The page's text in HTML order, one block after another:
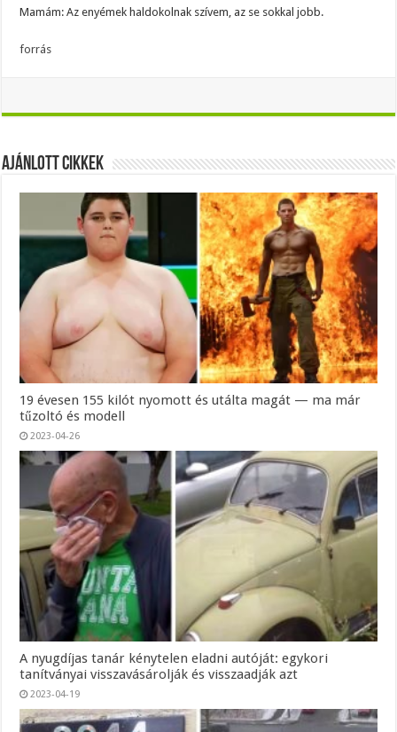
Mamám: Az enyémek haldokolnak szívem, az se sokkal jobb.
forrás
Ajánlott Cikkek
19 évesen 155 kilót nyomott és utálta magát — ma már
tűzoltó és modell
2023-04-26
A nyugdíjas tanár kénytelen eladni autóját: egykori
tanítványai visszavásárolják és visszaadják azt
2023-04-19